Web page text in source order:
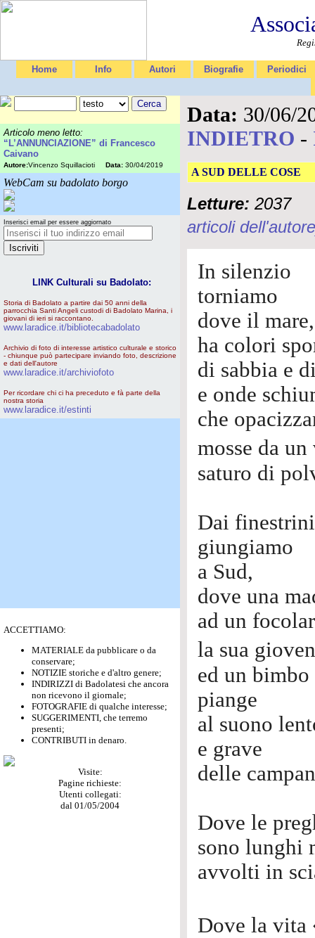
Home Info Autori Biografie Periodici
Articolo meno letto:
“L’ANNUNCIAZIONE” di Francesco
Caivano
Autore:Vincenzo Squillacioti Data: 30/04/2019
WebCam su badolato borgo
Inserisci email per essere aggiornato
LINK Culturali su Badolato:
Storia di Badolato a partire dai 50 anni della
parrocchia Santi Angeli custodi di Badolato Marina, i
giovani di ieri si raccontano.
www.laradice.it/bibliotecabadolato
Archivio di foto di interesse artistico culturale e storico
- chiunque può partecipare inviando foto, descrizione
e dati dell'autore
www.laradice.it/archiviofoto
Per ricordare chi ci ha preceduto e fà parte della
nostra storia
www.laradice.it/estinti
ACCETTIAMO:
MATERIALE da pubblicare o da
conservare;
NOTIZIE storiche e d'altro genere;
INDIRIZZI di Badolatesi che ancora
non ricevono il giornale;
FOTOGRAFIE di qualche interesse;
SUGGERIMENTI, che terremo
presenti;
CONTRIBUTI in denaro.
Visite:
Pagine richieste:
Utenti collegati:
dal 01/05/2004
Data: 30/06/
INDIETRO -
A SUD DELLE COSE
Letture: 2037
articoli
In silenzio
torniamo
dove il mare,
ha colori
di sabbia e
e onde
che
mosse da
saturo di
Dai finestrini
giungiamo
a Sud,
dove una
ad un
la sua
ed un bimbo
piange
al suono
e grave
delle
Dove le
sono lunghi
avvolti in
Dove la